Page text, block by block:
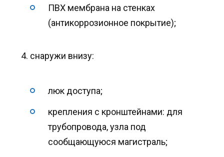
ПВХ мембрана на стенках
(антикоррозионное покрытие);
снаружи внизу:
люк доступа;
крепления с кронштейнами: для
трубопровода, узла под
сообщающуюся магистраль;